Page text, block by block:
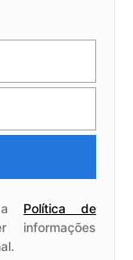
Política de